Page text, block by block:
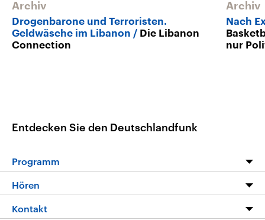
Archiv
Drogenbarone und Terroristen.
Geldwäsche im Libanon
Die Libanon
Connection
Archiv
Nach
nur
Entdecken Sie den Deutschlandfunk
Programm
Programm
Hören
Livestream
Kontakt